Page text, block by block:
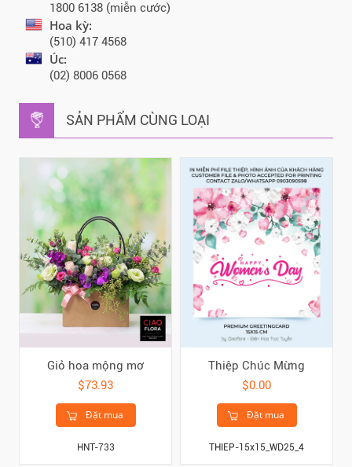
1800 6138 (miễn cước)
Hoa kỳ:
(510) 417 4568
Úc:
(02) 8006 0568
SẢN PHẨM CÙNG LOẠI
Giỏ hoa mộng mơ
$73.93
Đặt mua
HNT-733
Thiệp Chúc Mừng
$0.00
Đặt mua
THIEP-15x15_WD25_4